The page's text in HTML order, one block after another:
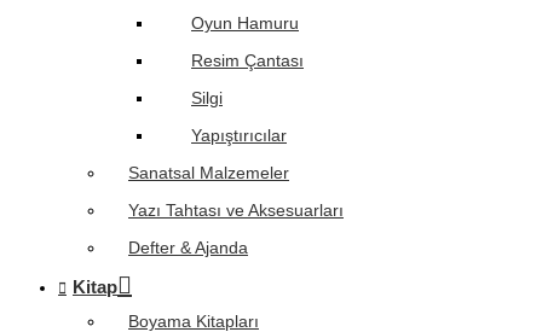
Oyun Hamuru
Resim Çantası
Silgi
Yapıştırıcılar
Sanatsal Malzemeler
Yazı Tahtası ve Aksesuarları
Defter & Ajanda
Kitap
Boyama Kitapları